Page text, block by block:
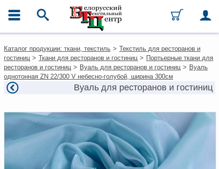
Каталог
Ткани
Домашний текстиль
Одежда
Ковры
гостиниц
Текстильная галантерея и
фурнитура
Условия работы
Оплата и доставка
Каталог продукции: ткани, текстиль > Текстиль для ресторанов и
гостиниц > Ткани для ресторанов и гостиниц > Портьерные ткани для
ресторанов и гостиниц > Вуаль для ресторанов и гостиниц > Вуаль
однотонная ZN 22/300 V небесно-голубой, ширина 300см
Вуаль для ресторанов и гостиниц